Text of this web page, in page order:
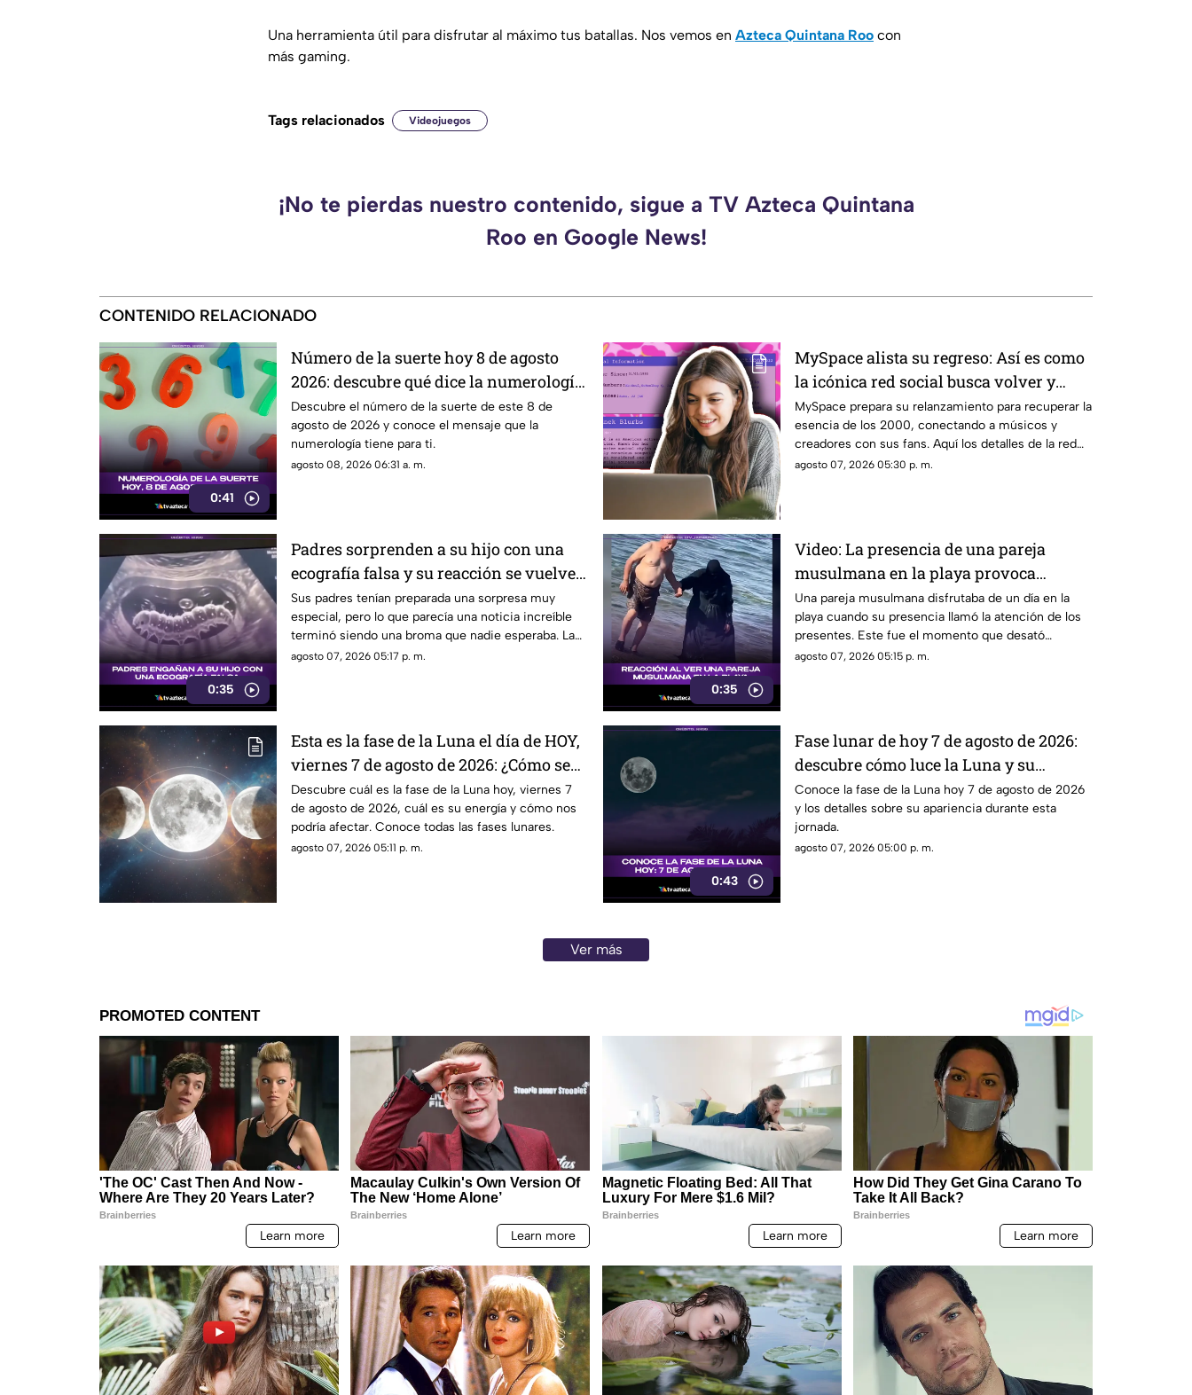
Una herramienta útil para disfrutar al máximo tus batallas. Nos vemos en Azteca Quintana Roo con
más gaming.
Tags relacionados Videojuegos
¡No te pierdas nuestro contenido, sigue a TV Azteca Quintana
Roo en Google News!
CONTENIDO RELACIONADO
0:41
Número de la suerte hoy 8 de agosto
2026: descubre qué dice la numerología
para ti
Descubre el número de la suerte de este 8 de
agosto de 2026 y conoce el mensaje que la
numerología tiene para ti.
agosto 08, 2026 06:31 a. m.
MySpace alista su regreso: Así es como
la icónica red social busca volver y
revivir la esencia de los años 2000
MySpace prepara su relanzamiento para recuperar la
esencia de los 2000, conectando a músicos y
creadores con sus fans. Aquí los detalles de la red
social.
agosto 07, 2026 05:30 p. m.
0:35
Padres sorprenden a su hijo con una
ecografía falsa y su reacción se vuelve
inolvidable
Sus padres tenían preparada una sorpresa muy
especial, pero lo que parecía una noticia increíble
terminó siendo una broma que nadie esperaba. La
reacción de su hijo asi quedó grabada.
agosto 07, 2026 05:17 p. m.
0:35
Video: La presencia de una pareja
musulmana en la playa provoca
reacciones
Una pareja musulmana disfrutaba de un día en la
playa cuando su presencia llamó la atención de los
presentes. Este fue el momento que desató
diversas reacciones entre quienes se encontraban
agosto 07, 2026 05:15 p. m.
Esta es la fase de la Luna el día de HOY,
viernes 7 de agosto de 2026: ¿Cómo se
verá el astro durante la noche?
Descubre cuál es la fase de la Luna hoy, viernes 7
de agosto de 2026, cuál es su energía y cómo nos
podría afectar. Conoce todas las fases lunares.
agosto 07, 2026 05:11 p. m.
0:43
Fase lunar de hoy 7 de agosto de 2026:
descubre cómo luce la Luna y su
significado
Conoce la fase de la Luna hoy 7 de agosto de 2026
y los detalles sobre su apariencia durante esta
jornada.
agosto 07, 2026 05:00 p. m.
Ver más